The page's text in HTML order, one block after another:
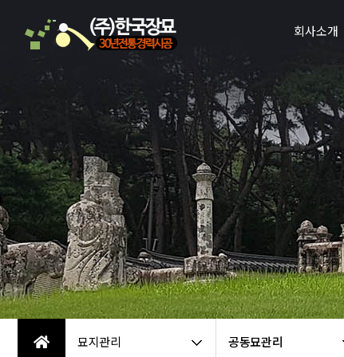
회사소개
인사말
회사연혁
전국지점망
사업영역
오시는 길
묘지관리 공동묘관리